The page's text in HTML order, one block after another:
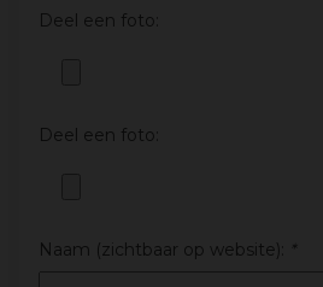
Deel een foto:
Deel een foto:
Naam (zichtbaar op website): *